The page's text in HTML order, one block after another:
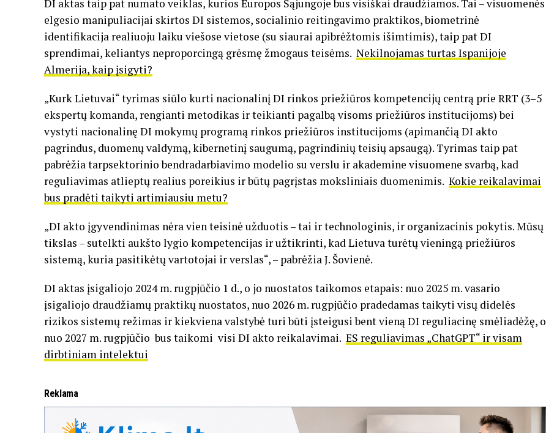
DI aktas taip pat numato veiklas, kurios Europos Sąjungoje bus visiškai draudžiamos. Tai – visuomenės
elgesio manipuliacijai skirtos DI sistemos, socialinio reitingavimo praktikos, biometrinė
identifikacija realiuoju laiku viešose vietose (su siaurai apibrėžtomis išimtimis), taip pat DI
sprendimai, keliantys neproporcingą grėsmę žmogaus teisėms. Nekilnojamas turtas Ispanijoje
Almerija, kaip įsigyti?
„Kurk Lietuvai“ tyrimas siūlo kurti nacionalinį DI rinkos priežiūros kompetencijų centrą prie RRT (3–5
ekspertų komanda, rengianti metodikas ir teikianti pagalbą visoms priežiūros institucijoms) bei
vystyti nacionalinę DI mokymų programą rinkos priežiūros institucijoms (apimančią DI akto
pagrindus, duomenų valdymą, kibernetinį saugumą, pagrindinių teisių apsaugą). Tyrimas taip pat
pabrėžia tarpsektorinio bendradarbiavimo modelio su verslu ir akademine visuomene svarbą, kad
reguliavimas atlieptų realius poreikius ir būtų pagrįstas moksliniais duomenimis. Kokie reikalavimai
bus pradėti taikyti artimiausiu metu?
„DI akto įgyvendinimas nėra vien teisinė užduotis – tai ir technologinis, ir organizacinis pokytis. Mūsų
tikslas – sutelkti aukšto lygio kompetencijas ir užtikrinti, kad Lietuva turėtų vieningą priežiūros
sistemą, kuria pasitikėtų vartotojai ir verslas“, – pabrėžia J. Šovienė.
DI aktas įsigaliojo 2024 m. rugpjūčio 1 d., o jo nuostatos taikomos etapais: nuo 2025 m. vasario
įsigaliojo draudžiamų praktikų nuostatos, nuo 2026 m. rugpjūčio pradedamas taikyti visų didelės
rizikos sistemų režimas ir kiekviena valstybė turi būti įsteigusi bent vieną DI reguliacinę smėliadėžę, o
nuo 2027 m. rugpjūčio bus taikomi visi DI akto reikalavimai. ES reguliavimas „ChatGPT“ ir visam
dirbtiniam intelektui
Reklama